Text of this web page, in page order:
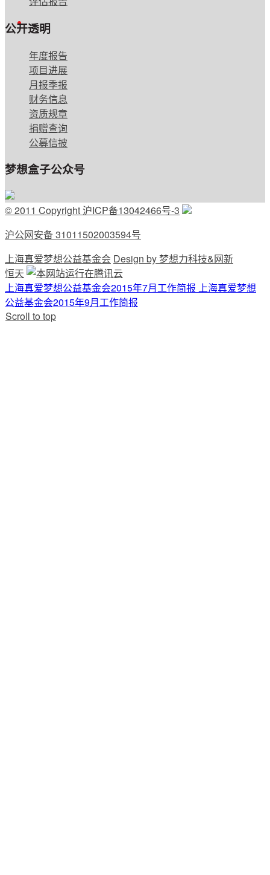
English
公开透明
年度报告
项目进展
月报季报
财务信息
资质规章
捐赠查询
公募信披
梦想盒子公众号
© 2011 Copyright 沪ICP备13042466号-3
沪公网安备 31011502003594号
上海真爱梦想公益基金会 Design by 梦想力科技&网新
恒天
上海真爱梦想公益基金会2015年7月工作简报 上海真爱梦想
公益基金会2015年9月工作简报
Scroll to top